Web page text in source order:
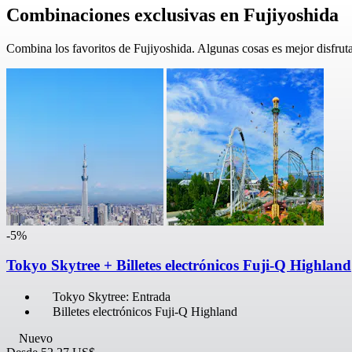
Combinaciones exclusivas en Fujiyoshida
Combina los favoritos de Fujiyoshida. Algunas cosas es mejor
-5%
Tokyo Skytree + Billetes electrónicos Fuji-Q Highland
Tokyo Skytree: Entrada
Billetes electrónicos Fuji-Q Highland
Nuevo